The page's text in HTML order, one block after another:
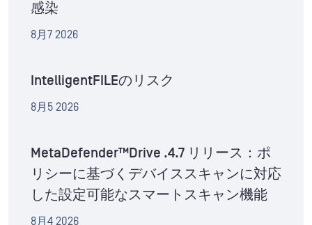
感染
8月7 2026
IntelligentFILEのリスク
8月5 2026
MetaDefender™Drive .4.7 リリース：ポ
リシーに基づくデバイススキャンに対応
した設定可能なスマートスキャン機能
8月4 2026